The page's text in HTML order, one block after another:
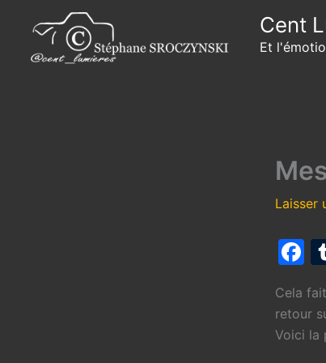
contenu
Cent
Et
Laisser
F
c
e
Cela
retour
Voici la